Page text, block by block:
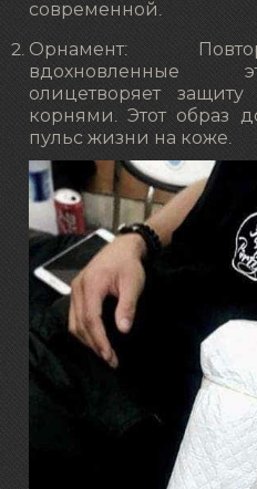
современной.
Орнамент:
вдохновленные
олицетворяет
корнями. Этот образ
пульс жизни на коже.